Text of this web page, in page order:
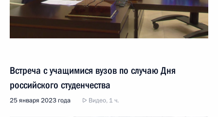
Встреча с учащимися вузов по случаю Дня
российского студенчества
25 января 2023 года Видео, 1 ч.